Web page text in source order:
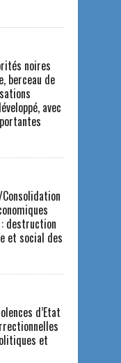
noires
berceau de
avec
destruction
et social des
d’Etat
et